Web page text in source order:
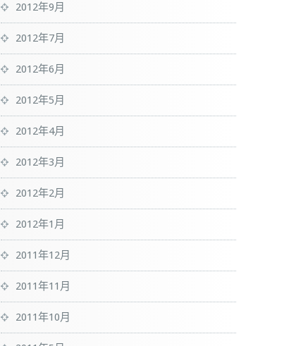
2012年9月
2012年7月
2012年6月
2012年5月
2012年4月
2012年3月
2012年2月
2012年1月
2011年12月
2011年11月
2011年10月